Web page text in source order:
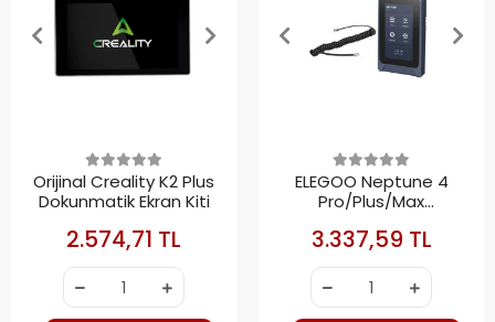
Orijinal Creality K2 Plus
Dokunmatik Ekran Kiti
2.574,71 TL
ELEGOO Neptune 4
Pro/Plus/Max
3.337,59 TL